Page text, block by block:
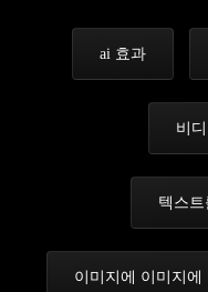
ai 효과
비
텍스
이미지에 이미지에